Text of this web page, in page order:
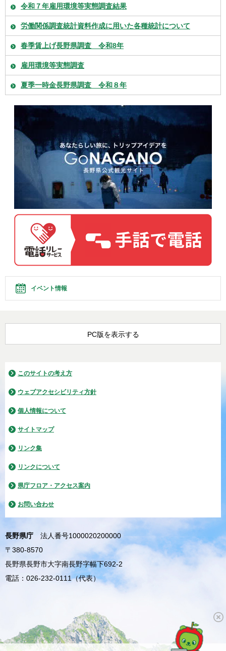
令和７年雇用環境等実態調査結果
労働関係調査統計資料作成に用いた各種統計について
春季賃上げ長野県調査 令和8年
雇用環境等実態調査
夏季一時金長野県調査 令和８年
イベント情報
PC版を表示する
このサイトの考え方
ウェブアクセシビリティ方針
個人情報について
サイトマップ
リンク集
リンクについて
県庁フロア・アクセス案内
お問い合わせ
長野県庁
法人番号1000020200000
〒380-8570
長野県長野市大字南長野字幅下692-2
電話：026-232-0111（代表）